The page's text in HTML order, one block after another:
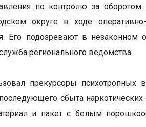
по контролю за
округе в ходе
Его подозревают в незаконном
регионального ведомства.
прекурсоры психотропных
сбыта
и пакет с белым